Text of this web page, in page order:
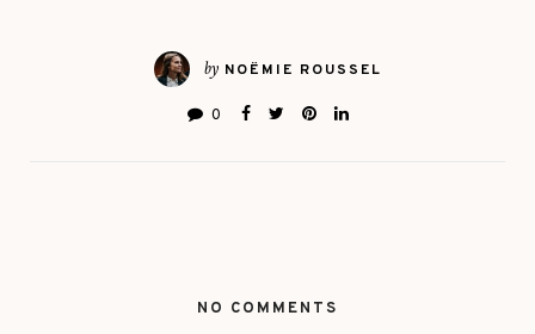
by NOËMIE ROUSSEL
0
NO COMMENTS